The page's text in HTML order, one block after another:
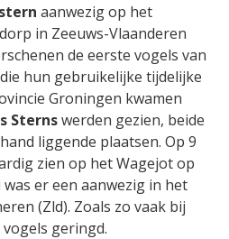
aanwezig op het
in Zeeuws-Vlaanderen
de eerste vogels van
hun gebruikelijke tijdelijke
Groningen kwamen
Sternswerden gezien, beide
liggende plaatsen. Op 9
zien op het Wagejot op
er een aanwezig in het
(Zld). Zoals zo vaak bij
geringd.